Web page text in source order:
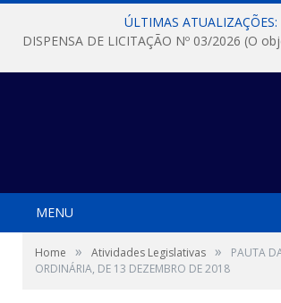
ÚLTIMAS ATUALIZAÇÕES:
MENU
Home » Atividades Legislativas »
PAUTA
ORDINÁRIA, DE 13 DEZEMBRO DE 2018